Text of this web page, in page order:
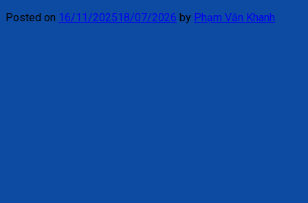
Posted on 16/11/202518/07/2026 by Phạm Văn Khanh